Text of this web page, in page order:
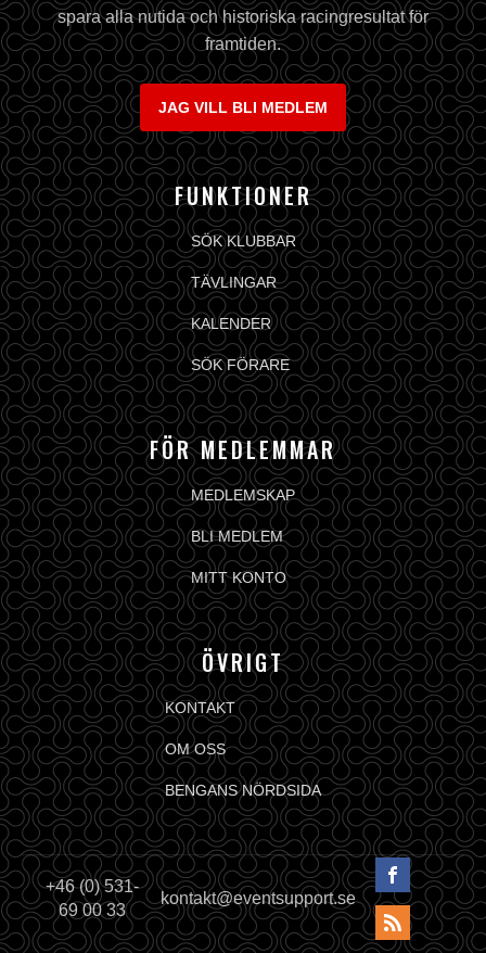
spara alla nutida och historiska racingresultat för
framtiden.
JAG VILL BLI MEDLEM
FUNKTIONER
SÖK KLUBBAR
TÄVLINGAR
KALENDER
SÖK FÖRARE
FÖR MEDLEMMAR
MEDLEMSKAP
BLI MEDLEM
MITT KONTO
ÖVRIGT
KONTAKT
OM OSS
BENGANS NÖRDSIDA
+46 (0) 531-
69 00 33
kontakt@eventsupport.se